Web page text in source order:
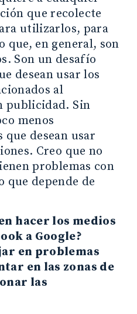
que recolecte
utilizarlos, para
que, en general, son
Son un desafío
desean usar los
al
publicidad. Sin
menos
que desean usar
Creo que no
problemas con
que depende de
hacer los medios
a Google?
en problemas
en las zonas de
las